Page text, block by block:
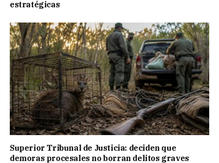
estratégicas
Superior Tribunal de Justicia: deciden que
demoras procesales no borran delitos graves